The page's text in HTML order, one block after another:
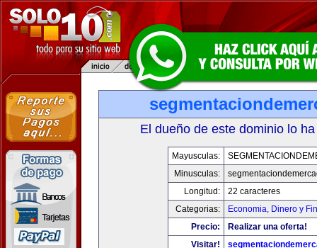
El dueño de este dominio lo
Mayusculas:
Minusculas:
Longitud:
22 caracteres
Categorias:
Economia, Dinero y
Precio:
Realizar una oferta!
Visitar!